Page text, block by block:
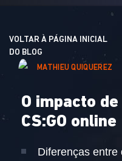
VOLTAR À PÁGINA INICIAL
DO BLOG
MATHIEU QUIQUEREZ
O impacto
CS:GO online
Diferenças entre